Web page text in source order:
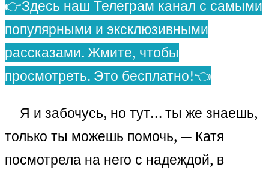
👉Здесь наш Телеграм канал с самыми
популярными и эксклюзивными
рассказами. Жмите, чтобы
просмотреть. Это бесплатно!👈
— Я и забочусь, но тут… ты же знаешь,
только ты можешь помочь, — Катя
посмотрела на него с надеждой, в